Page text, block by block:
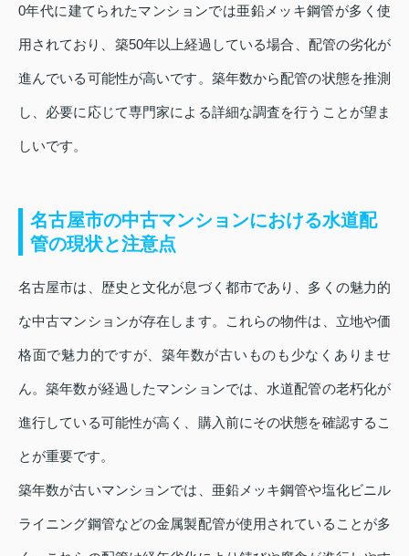
0年代に建てられたマンションでは亜鉛メッキ鋼管が多く使
用されており、築50年以上経過している場合、配管の劣化が
進んでいる可能性が高いです。築年数から配管の状態を推測
し、必要に応じて専門家による詳細な調査を行うことが望ま
しいです。
名古屋市の中古マンションにおける水道配
管の現状と注意点
名古屋市は、歴史と文化が息づく都市であり、多くの魅力的
な中古マンションが存在します。これらの物件は、立地や価
格面で魅力的ですが、築年数が古いものも少なくありませ
ん。築年数が経過したマンションでは、水道配管の老朽化が
進行している可能性が高く、購入前にその状態を確認するこ
とが重要です。
築年数が古いマンションでは、亜鉛メッキ鋼管や塩化ビニル
ライニング鋼管などの金属製配管が使用されていることが多